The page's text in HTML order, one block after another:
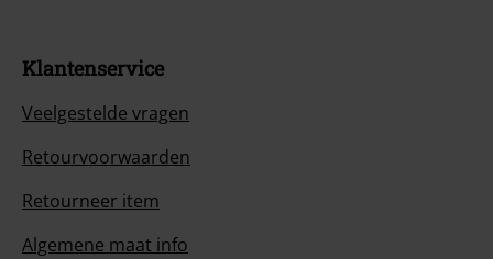
Klantenservice
Veelgestelde vragen
Retourvoorwaarden
Retourneer item
Algemene maat info